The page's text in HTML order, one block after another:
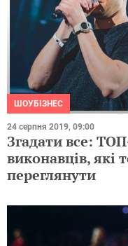
ШОУБІЗНЕС
Згадати все:
виконавців, які
переглянути